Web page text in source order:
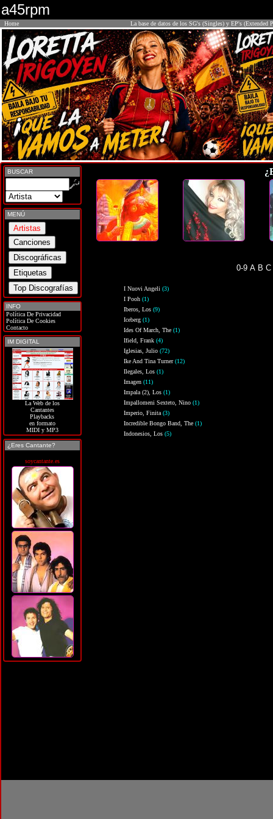
a45rpm
Home La base de datos de los SG's (Singles) y EP's (Extended
BUSCAR
MENÚ
INFO
Política De Privacidad
Política De Cookies
Contacto
IM DIGITAL
La Web de los
Cantantes
Playbacks
en formato
MIDI y MP3
¿Eres Cantante?
soycantante.es
0-9 A B C
I Nuovi Angeli(3)
I Pooh(1)
Iberos, Los(9)
Iceberg(1)
Ides Of March, The(1)
Ifield, Frank(4)
Iglesias, Julio(72)
Ike And Tina Turner(12)
Ilegales, Los(1)
Imagen(11)
Impala (2), Los(1)
Impallomeni Sexteto, Nino(1)
Imperio, Finita(3)
Incredible Bongo Band, The(1)
Indonesios, Los(5)